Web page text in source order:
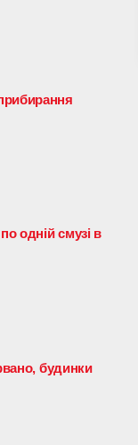
одній смузі в
будинки